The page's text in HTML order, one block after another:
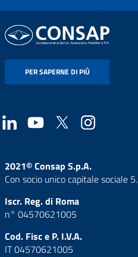
PER SAPERNE DI PIÙ
2021© Consap S.p.A.
Con socio unico capitale sociale
Iscr. Reg. di Roma
n° 04570621005
Cod. Fisc e P. I.V.A.
IT 04570621005